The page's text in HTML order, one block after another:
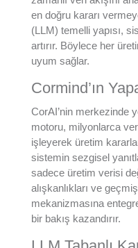
en doğru kararı
(LLM) temelli yapısı,
artırır. Böylece her
uyum sağlar.
Cormind’ın
CorAI’nin merkezinde
motoru, milyonlarca
işleyerek üretim
sistemin sezgisel
sadece üretim verisi
alışkanlıkları ve
mekanizmasına
bir bakış kazandırır.